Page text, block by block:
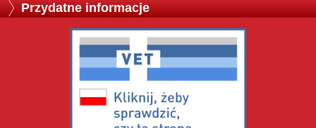
Przydatne informacje